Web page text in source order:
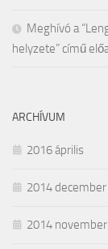
Meghívó a
helyzete” című
ARCHÍVUM
2016 április
2014 december
2014 november